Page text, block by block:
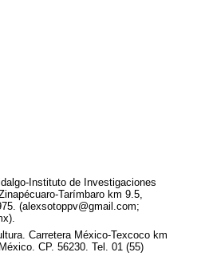
Instituto de Investigaciones
Tarímbaro km 9.5,
(alexsotoppv@gmail.com;
Carretera México-Texcoco km
CP. 56230. Tel. 01 (55)